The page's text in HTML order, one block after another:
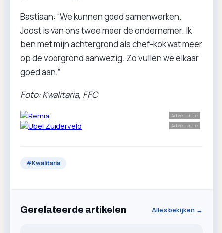
Bastiaan: “We kunnen goed samenwerken.
Joost is van ons twee meer de ondernemer. Ik
ben met mijn achtergrond als chef-kok wat meer
op de voorgrond aanwezig. Zo vullen we elkaar
goed aan.”
Foto: Kwalitaria, FFC
Advertentie
Advertentie
#Kwalitaria
Gerelateerde artikelen Alles bekijken →